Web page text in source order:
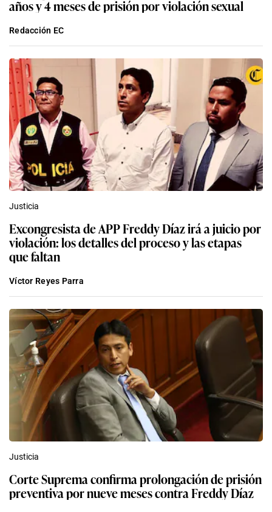
años y 4 meses de prisión por violación sexual
Redacción EC
Justicia
Excongresista de APP Freddy Díaz irá a juicio por
violación: los detalles del proceso y las etapas
que faltan
Víctor Reyes Parra
Justicia
Corte Suprema confirma prolongación de prisión
preventiva por nueve meses contra Freddy Díaz